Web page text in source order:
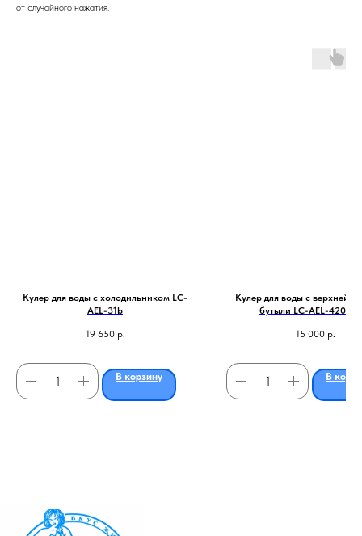
от случайного нажатия.
Кулер для воды с холодильником LC-
AEL-31b
19 650 р.
В корзину
Кулер для воды с верхней
бутыли LC-AEL-420
15 000 р.
В